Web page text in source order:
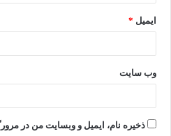
ایمیل *
وب‌ سایت
ذخیره نام، ایمیل و وبسایت من در